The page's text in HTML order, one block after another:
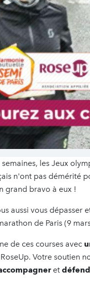
semaines, les Jeux
n'ont pas démérité
grand bravo à eux !
aussi vous dépasser
de Paris (9
de ces courses avec
Votre soutien
et